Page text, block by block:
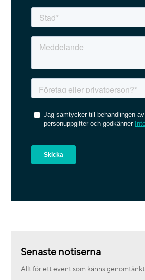
Senaste notiserna
Allt för ett event som känns genomtänkt